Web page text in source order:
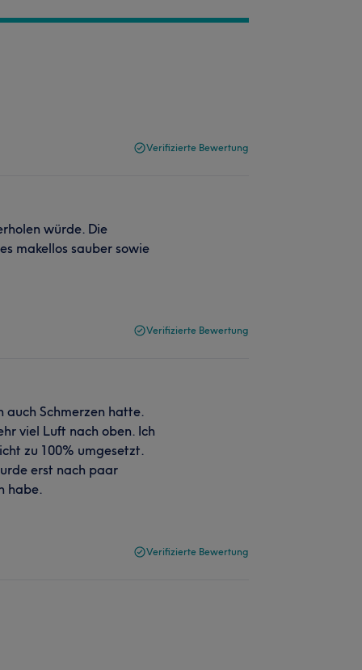
Verifizierte Bewertung
würde. Die
makellos sauber sowie
Verifizierte Bewertung
auch Schmerzen hatte.
viel Luft nach oben. Ich
zu 100% umgesetzt.
erst nach paar
habe.
Verifizierte Bewertung